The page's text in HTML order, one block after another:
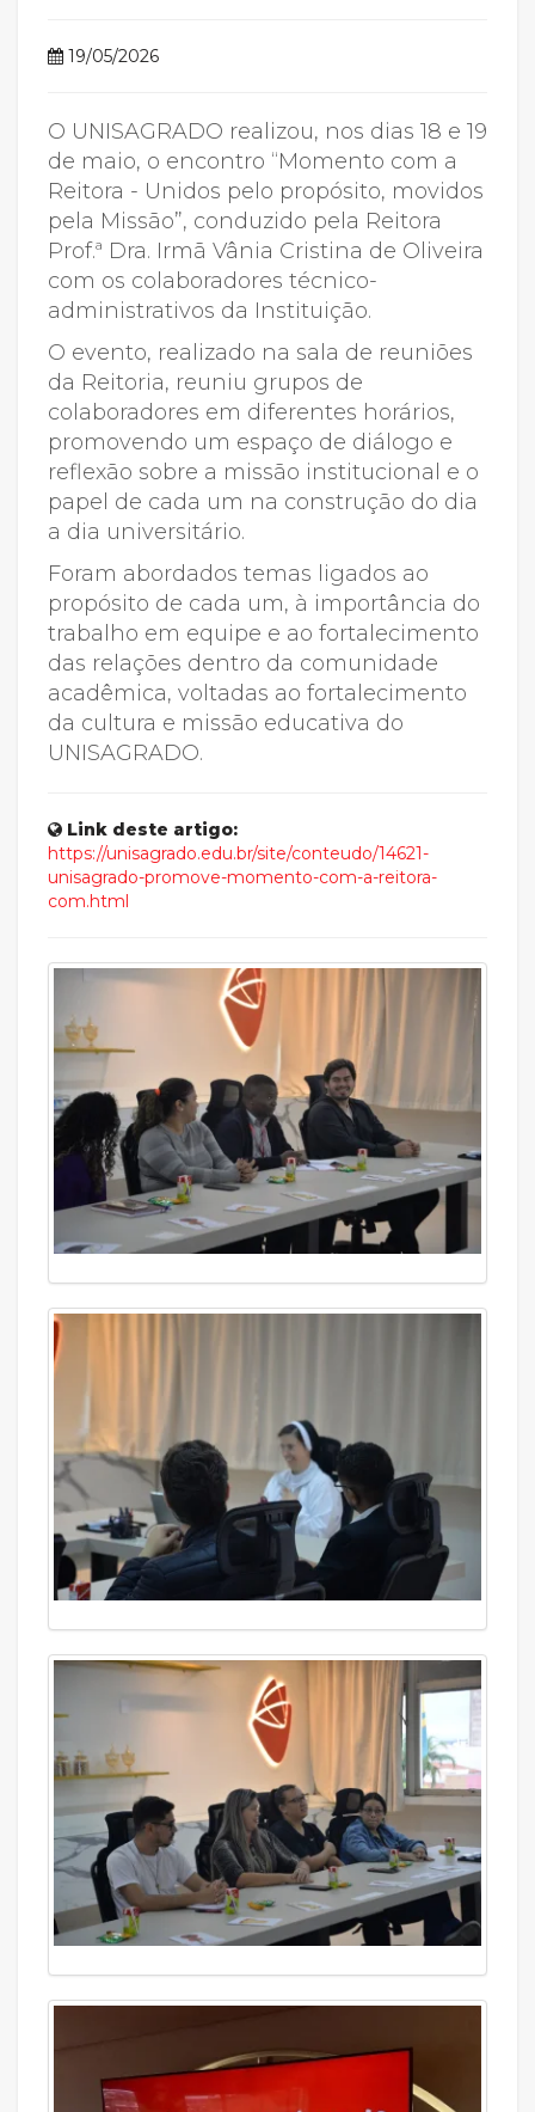
19/05/2026
O UNISAGRADO realizou, nos dias 18 e 19
de maio, o encontro “Momento com a
Reitora - Unidos pelo propósito, movidos
pela Missão”, conduzido pela Reitora
Prof.ª Dra. Irmã Vânia Cristina de Oliveira
com os colaboradores técnico-
administrativos da Instituição.
O evento, realizado na sala de reuniões
da Reitoria, reuniu grupos de
colaboradores em diferentes horários,
promovendo um espaço de diálogo e
reflexão sobre a missão institucional e o
papel de cada um na construção do dia
a dia universitário.
Foram abordados temas ligados ao
propósito de cada um, à importância do
trabalho em equipe e ao fortalecimento
das relações dentro da comunidade
acadêmica, voltadas ao fortalecimento
da cultura e missão educativa do
UNISAGRADO.
Link deste artigo:
https://unisagrado.edu.br/site/conteudo/14621-
unisagrado-promove-momento-com-a-reitora-
com.html